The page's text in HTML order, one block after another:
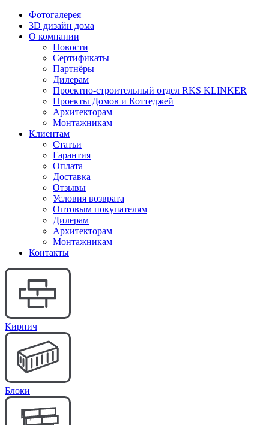
Фотогалерея
3D дизайн дома
О компании
Новости
Сертификаты
Партнёры
Дилерам
Проектно-строительный отдел RKS KLINKER
Проекты Домов и Коттеджей
Архитекторам
Монтажникам
Клиентам
Статьи
Гарантия
Оплата
Доставка
Отзывы
Условия возврата
Оптовым покупателям
Дилерам
Архитекторам
Монтажникам
Контакты
Кирпич
Блоки